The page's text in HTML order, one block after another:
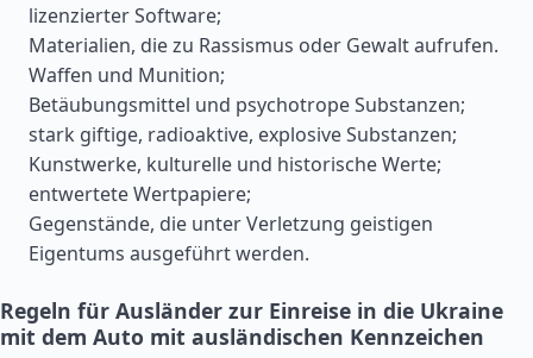
lizenzierter Software;
Materialien, die zu Rassismus oder Gewalt aufrufen.
Waffen und Munition;
Betäubungsmittel und psychotrope Substanzen;
stark giftige, radioaktive, explosive Substanzen;
Kunstwerke, kulturelle und historische Werte;
entwertete Wertpapiere;
Gegenstände, die unter Verletzung geistigen
Eigentums ausgeführt werden.
Regeln für Ausländer zur Einreise in die Ukraine
mit dem Auto mit ausländischen Kennzeichen